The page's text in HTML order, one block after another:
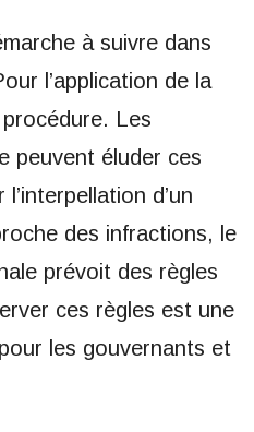
à suivre dans
l’application de la
procédure. Les
peuvent éluder ces
d’un
des infractions, le
prévoit des règles
ces règles est une
les gouvernants et